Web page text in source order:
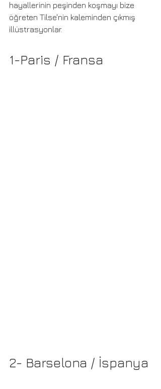
hayallerinin peşinden koşmayı bize
öğreten Tilse'nin kaleminden çıkmış
illüstrasyonlar.
1-Paris / Fransa
2- Barselona / İspanya